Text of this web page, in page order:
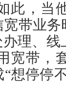
此，当
带业
理、
宽带，
想停停